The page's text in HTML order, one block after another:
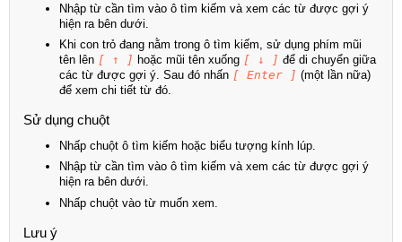
Nhập từ cần tìm vào ô tìm kiếm và xem các từ được gợi ý
hiện ra bên dưới.
Khi con trỏ đang nằm trong ô tìm kiếm, sử dụng phím mũi
tên lên [ ↑ ] hoặc mũi tên xuống [ ↓ ] để di chuyển giữa
các từ được gợi ý. Sau đó nhấn [ Enter ] (một lần nữa)
để xem chi tiết từ đó.
Sử dụng chuột
Nhấp chuột ô tìm kiếm hoặc biểu tượng kính lúp.
Nhập từ cần tìm vào ô tìm kiếm và xem các từ được gợi ý
hiện ra bên dưới.
Nhấp chuột vào từ muốn xem.
Lưu ý